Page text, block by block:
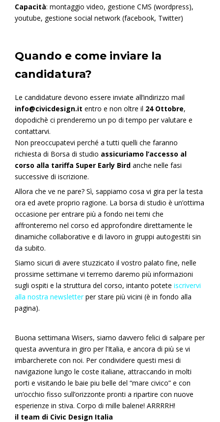
Capacità: montaggio video, gestione CMS (wordpress),
youtube, gestione social network (facebook, Twitter)
Quando e come inviare la
candidatura?
Le candidature devono essere inviate all’indirizzo mail
info@civicdesign.it entro e non oltre il 24 Ottobre,
dopodichè ci prenderemo un po di tempo per valutare e
contattarvi.
Non preoccupatevi perché a tutti quelli che faranno
richiesta di Borsa di studio assicuriamo l’accesso al
corso alla tariffa Super Early Bird anche nelle fasi
successive di iscrizione.
Allora che ve ne pare? Sì, sappiamo cosa vi gira per la testa
ora ed avete proprio ragione. La borsa di studio è un’ottima
occasione per entrare più a fondo nei temi che
affronteremo nel corso ed approfondire direttamente le
dinamiche collaborative e di lavoro in gruppi autogestiti sin
da subito.
Siamo sicuri di avere stuzzicato il vostro palato fine, nelle
prossime settimane vi terremo daremo più informazioni
sugli ospiti e la struttura del corso, intanto potete iscrivervi
alla nostra newsletterper stare più vicini (è in fondo alla
pagina).
Buona settimana Wisers, siamo davvero felici di salpare per
questa avventura in giro per l’Italia, e ancora di più se vi
imbarcherete con noi. Per condividere questi mesi di
navigazione lungo le coste italiane, attraccando in molti
porti e visitando le baie piu belle del “mare civico” e con
un’occhio fisso sull’orizzonte pronti a ripartire con nuove
esperienze in stiva. Corpo di mille balene! ARRRRH!
il team di Civic Design Italia